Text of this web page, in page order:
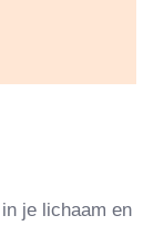
je lichaam en